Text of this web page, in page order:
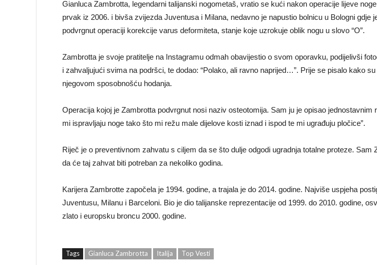
Gianluca Zambrotta, legendarni talijanski nogometaš, vratio se kući nakon operacije lijeve
prvak iz 2006. i bivša zvijezda Juventusa i Milana, nedavno je napustio bolnicu u Bologni gdje
podvrgnut operaciji korekcije varus deformiteta, stanje koje uzrokuje oblik nogu u slovo “O”.
Zambrotta je svoje pratitelje na Instagramu odmah obavijestio o svom oporavku, podijelivši
i zahvaljujući svima na podršci, te dodao: “Polako, ali ravno naprijed…”. Prije se pisalo kako
njegovom sposobnošću hodanja.
Operacija kojoj je Zambrotta podvrgnut nosi naziv osteotomija. Sam ju je opisao jednostavnim
mi ispravljaju noge tako što mi režu male dijelove kosti iznad i ispod te mi ugrađuju pločice”.
Riječ je o preventivnom zahvatu s ciljem da se što dulje odgodi ugradnja totalne proteze. Sam
da će taj zahvat biti potreban za nekoliko godina.
Karijera Zambrotte započela je 1994. godine, a trajala je do 2014. godine. Najviše uspjeha
Juventusu, Milanu i Barceloni. Bio je dio talijanske reprezentacije od 1999. do 2010. godine,
zlato i europsku broncu 2000. godine.
Tags Gianluca Zambrotta Italija Top Vesti